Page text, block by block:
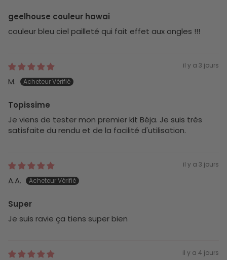
geelhouse couleur hawai
couleur bleu ciel pailleté qui fait effet aux ongles !!!
il y a 3 jours
M.
Topissime
Je viens de tester mon premier kit Béja. Je suis très
satisfaite du rendu et de la facilité d'utilisation.
il y a 3 jours
A.A.
Super
Je suis ravie ça tiens super bien
il y a 4 jours